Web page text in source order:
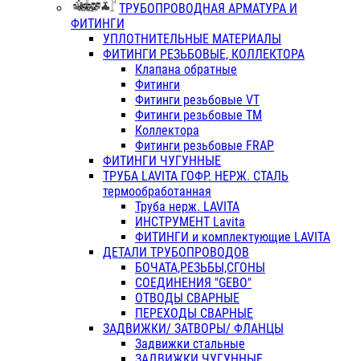
ТРУБОПРОВОДНАЯ АРМАТУРА И
ФИТИНГИ
УПЛОТНИТЕЛЬНЫЕ МАТЕРИАЛЫ
ФИТИНГИ РЕЗЬБОВЫЕ, КОЛЛЕКТОРА
Клапана обратные
Фитинги
Фитинги резьбовые VT
Фитинги резьбовые ТМ
Коллектора
Фитинги резьбовые FRAP
ФИТИНГИ ЧУГУННЫЕ
ТРУБА LAVITA ГОФР. НЕРЖ. СТАЛЬ
термообработанная
Труба нерж. LAVITA
ИНСТРУМЕНТ Lavita
ФИТИНГИ и комплектующие LAVITA
ДЕТАЛИ ТРУБОПРОВОДОВ
БОЧАТА,РЕЗЬБЫ,СГОНЫ
СОЕДИНЕНИЯ "GEBO"
ОТВОДЫ СВАРНЫЕ
ПЕРЕХОДЫ СВАРНЫЕ
ЗАДВИЖКИ/ ЗАТВОРЫ/ ФЛАНЦЫ
Задвижки стальные